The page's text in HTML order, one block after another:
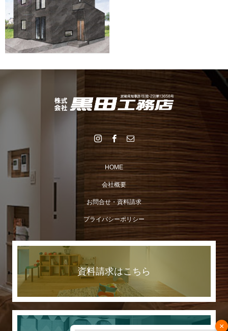
×
HOME
会社概要
お問合せ・資料請求
プライバシーポリシー
資料請求はこちら